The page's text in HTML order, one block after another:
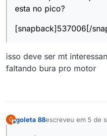
esta no pico?
[snapback]537006[/
isso deve ser mt
faltando bura pro motor
G goleta 88escreveu em 5 de
última edição por